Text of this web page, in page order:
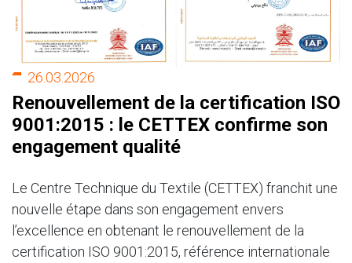
26.03.2026
Renouvellement de la certification ISO
9001:2015 : le CETTEX confirme son
engagement qualité
Le Centre Technique du Textile (CETTEX) franchit une
nouvelle étape dans son engagement envers
l’excellence en obtenant le renouvellement de la
certification ISO 9001:2015, référence internationale